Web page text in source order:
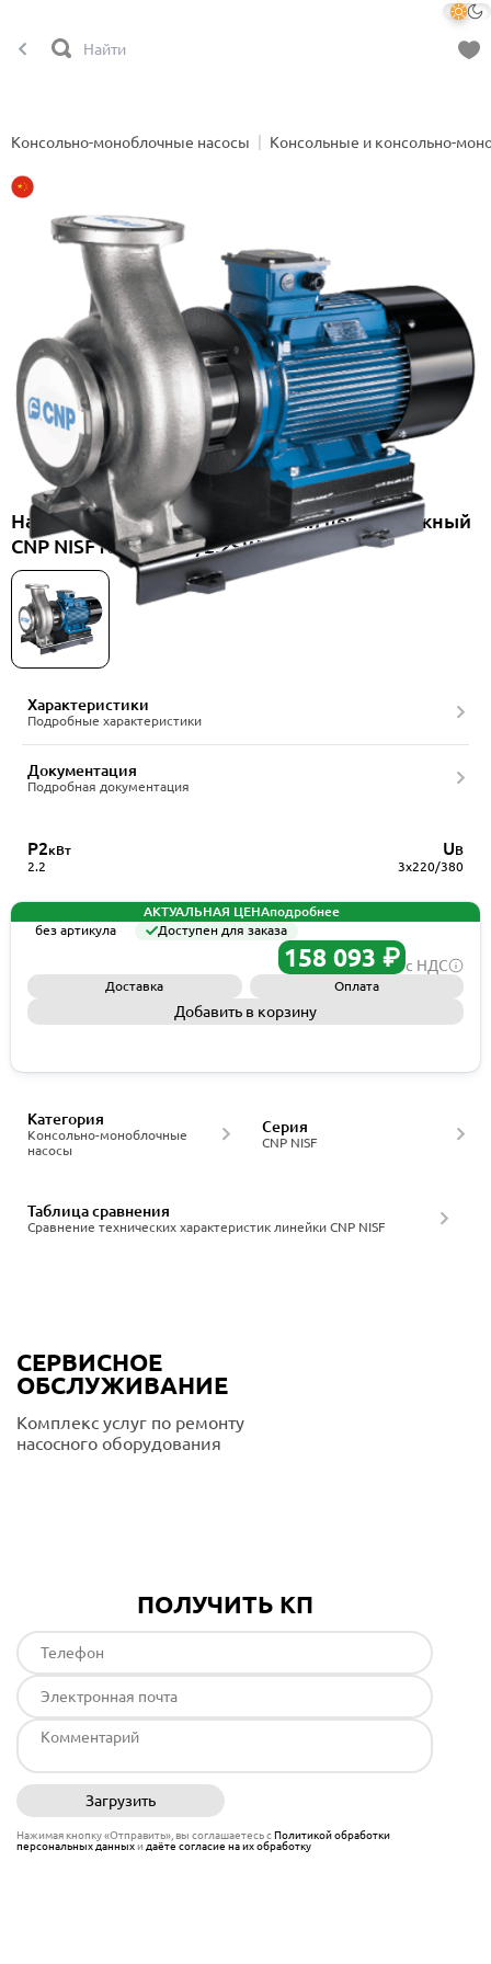
Консольно-моноблочные насосы Консольные и консольно-
Насос консольно-моноблочный центробежный
CNP NISF100-80-160/2.2SWF
Характеристики
Подробные характеристики
Документация
Подробная документация
P2кВт
2.2
UВ
3x220/380
АКТУАЛЬНАЯ ЦЕНАподробнее
без артикула
Доступен для заказа
158 093 ₽ с НДС
Доставка Оплата
Добавить в корзину
Консольно-моноблочные
насосы
Категория
CNP NISF
Серия
Сравнение технических характеристик линейки CNP NISF
Таблица сравнения
СЕРВИСНОЕ
ОБСЛУЖИВАНИЕ
Комплекс услуг по ремонту
насосного оборудования
ПОЛУЧИТЬ КП
Загрузить
Нажимая кнопку «Отправить», вы соглашаетесь сПолитикой обработки
персональных данныхи даёте согласие на их обработку